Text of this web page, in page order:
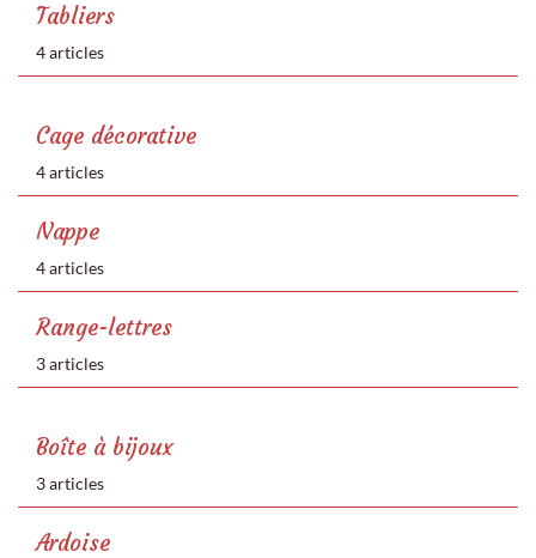
Tabliers
4 articles
Cage décorative
4 articles
Nappe
4 articles
Range-lettres
3 articles
Boîte à bijoux
3 articles
Ardoise